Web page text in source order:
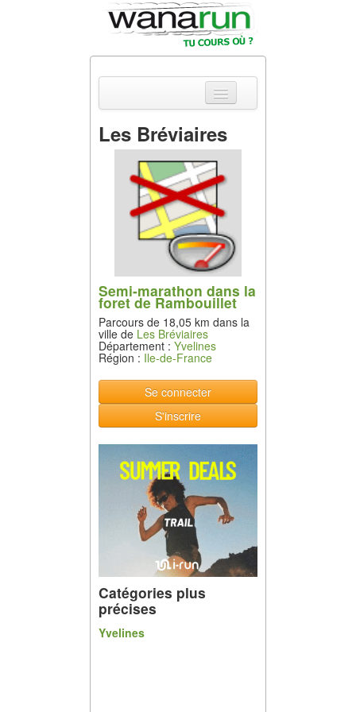
Actualités
Equipements &
Tests
Parcours &
Courses
Outils & Réseaux
Les Bréviaires
Semi-marathon dans la
foret de Rambouillet
Parcours de 18,05 km dans la
ville de Les Bréviaires
Département : Yvelines
Région : Ile-de-France
Se connecter
S'inscrire
Catégories plus
précises
Yvelines